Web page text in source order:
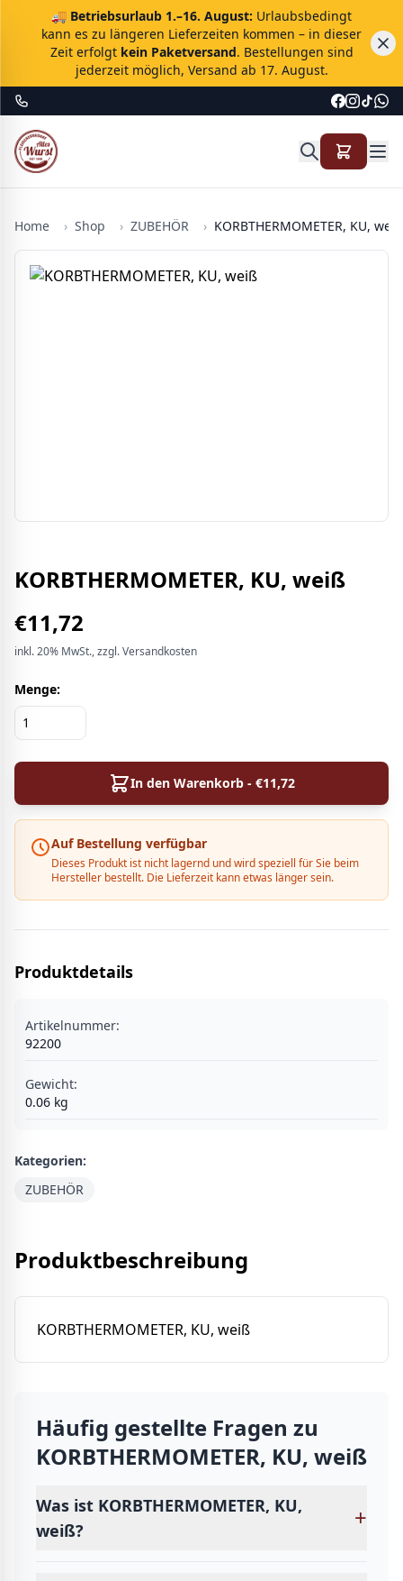
🚚 Betriebsurlaub 1.–16. August: Urlaubsbedingt
kann es zu längeren Lieferzeiten kommen – in dieser
Zeit erfolgt kein Paketversand. Bestellungen sind
jederzeit möglich, Versand ab 17. August.
Home › Shop › ZUBEHÖR › KORBTHERMOMETER, KU, weiß
KORBTHERMOMETER, KU, weiß
€11,72
inkl.20% MwSt., zzgl. Versandkosten
Menge:
In den Warenkorb - €11,72
Auf Bestellung verfügbar
Dieses Produkt ist nicht lagernd und wird speziell für Sie beim
Hersteller bestellt. Die Lieferzeit kann etwas länger sein.
Produktdetails
Artikelnummer:
92200
Gewicht:
0.06 kg
Kategorien:
ZUBEHÖR
Produktbeschreibung
KORBTHERMOMETER, KU, weiß
Häufig gestellte Fragen zu
KORBTHERMOMETER, KU, weiß
Was ist KORBTHERMOMETER, KU,
weiß?
+